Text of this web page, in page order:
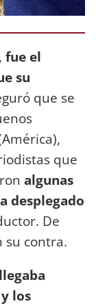
fue el
su
que se
que
algunas
desplegado
De
su contra.
los